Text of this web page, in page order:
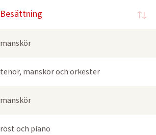
Besättning
manskör
tenor, manskör och orkester
manskör
röst och piano